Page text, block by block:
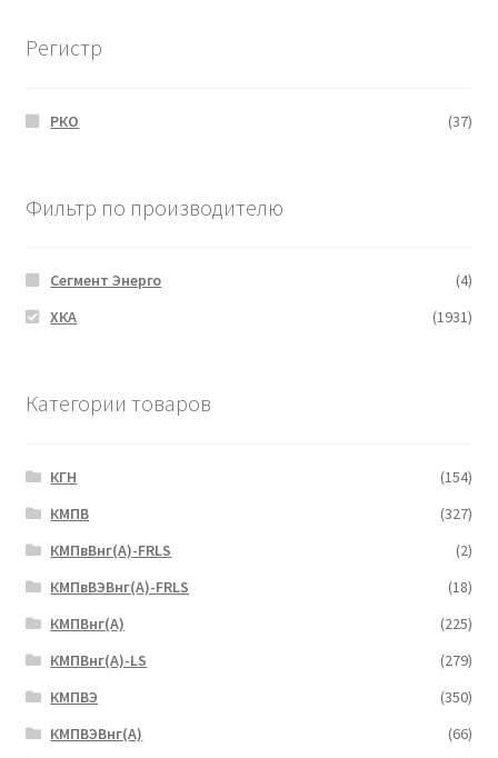
Регистр
РКО (37)
Фильтр по производителю
Сегмент Энерго
(4)
ХКА
(1931)
Категории товаров
КГН
(154)
КМПВ
(327)
КМПвВнг(А)-FRLS
(2)
КМПвВЭВнг(А)-FRLS
(18)
КМПВнг(А)
(225)
КМПВнг(А)-LS
(279)
КМПВЭ
(350)
КМПВЭBнг(А)
(66)